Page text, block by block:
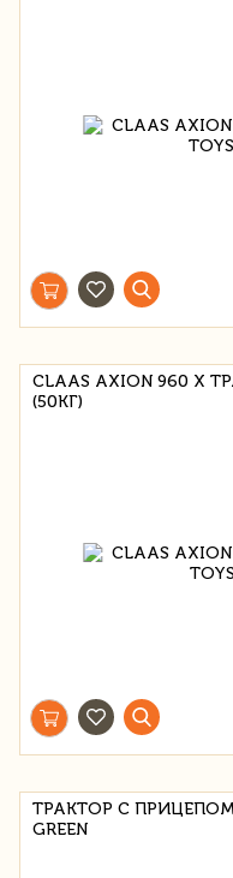
CLAAS AXION 960 X
(50КГ)
ТРАКТОР С
GREEN